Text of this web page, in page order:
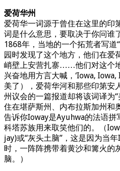
爱荷华州
爱荷华一词源于曾住在这里的印
词是什么意思，要取决于你问谁
1868年，当地的一个拓荒者写
园时发现了这个地方，他们在爱
峭壁上安营扎寨……他们对这个
兴奋地用方言大喊，‘Iowa,
美了），爱荷华河和那些印第安
州议会的一篇报道却将该词译为
住在堪萨斯州、内布拉斯加州和
告诉你Ioway是Ayuhwa的法语拼
科塔苏族用来取笑他们的。（
jay)或“灰头土脑”，这是因为当
时，一阵阵携带着黄沙和篝火的
脑。）